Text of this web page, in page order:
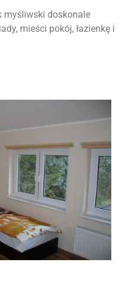
myśliwski doskonale
mieści pokój, łazienkę i